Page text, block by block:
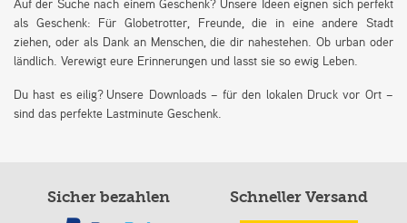
als Geschenk: Für Globetrotter, Freunde, die in eine andere Stadt
ziehen, oder als Dank an Menschen, die dir nahestehen. Ob urban oder
ländlich. Verewigt eure Erinnerungen und lasst sie so ewig Leben.
Du hast es eilig? Unsere Downloads – für den lokalen Druck vor Ort –
sind das perfekte Lastminute Geschenk.
Sicher bezahlen Schneller Versand